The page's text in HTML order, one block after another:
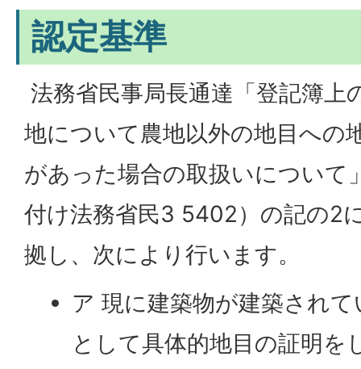
認定基準
法務省民事局長通達「登記簿上
地について農地以外の地目への
があった場合の取扱いについて
付け法務省民3 5402）の記の2
拠し、次により行います。
ア 現に建築物が建築され
として具体的地目の証明を